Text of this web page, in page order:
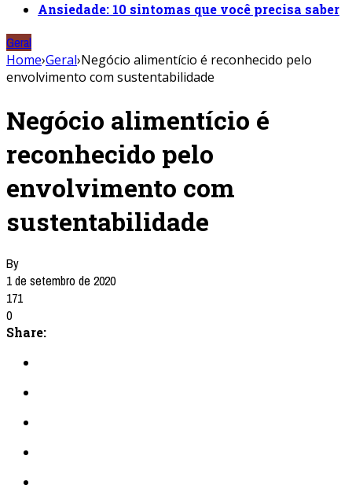
Ansiedade: 10 sintomas que você precisa saber
Geral
Home›Geral›Negócio alimentício é reconhecido pelo
envolvimento com sustentabilidade
Negócio alimentício é
reconhecido pelo
envolvimento com
sustentabilidade
By
1 de setembro de 2020
171
0
Share: